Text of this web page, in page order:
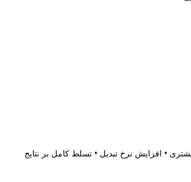
• افزایش نرخ تبدیل • تسلط کامل بر نتایج